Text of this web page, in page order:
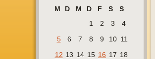
M
D M D F S
S
1
2 3
4
5
6 7 8 9 10 11
12 13 14 15 16 17 18